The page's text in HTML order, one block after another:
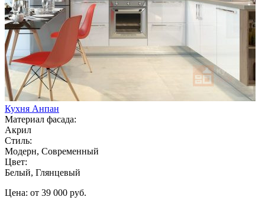
Кухня Анпан
Материал фасада:
Акрил
Стиль:
Модерн, Современный
Цвет:
Белый, Глянцевый
Цена: от 39 000 руб.